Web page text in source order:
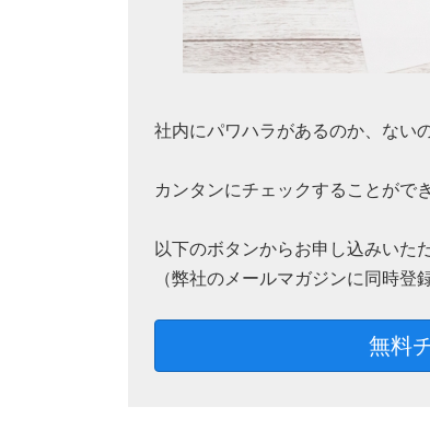
社内にパワハラがあるのか、ない
カンタンにチェックすることがで
以下のボタンからお申し込みいた
（弊社のメールマガジンに同時登
無料